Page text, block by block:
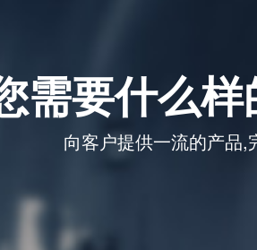
需要什么
向客户提供一流的产品,